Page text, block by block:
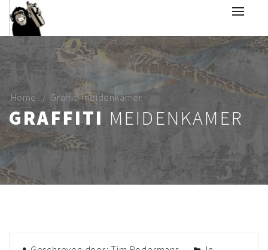
Home Graffiti meidenkamer
GRAFFITI MEIDENKAMER